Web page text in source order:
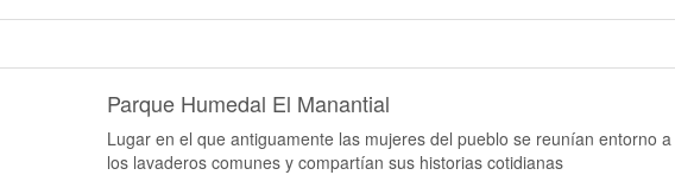
Parque Humedal El Manantial
Lugar en el que antiguamente las mujeres del pueblo se reunían entorno a
los lavaderos comunes y compartían sus historias cotidianas